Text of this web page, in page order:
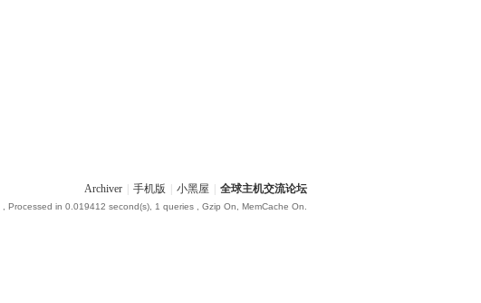
Archiver 手机版 小黑屋 全球主机交流论坛
, Processed in 0.019412 second(s), 1 queries , Gzip On, MemCache On.